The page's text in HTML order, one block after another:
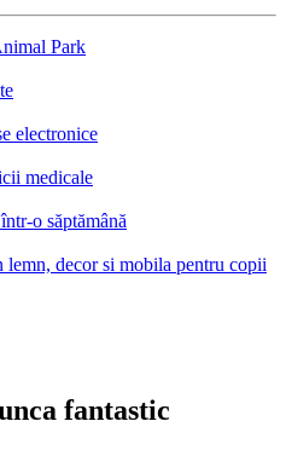
Park
electronice
medicale
o săptămână
decor si mobila pentru copii
fantastic